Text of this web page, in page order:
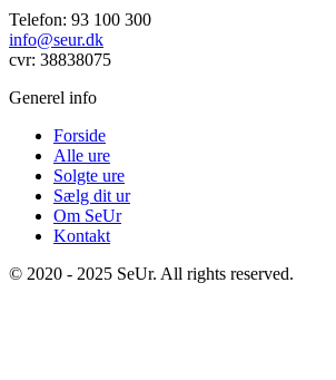
Telefon: 93 100 300
info@seur.dk
cvr: 38838075
Generel info
Forside
Alle ure
Solgte ure
Sælg dit ur
Om SeUr
Kontakt
© 2020 - 2025 SeUr. All rights reserved.